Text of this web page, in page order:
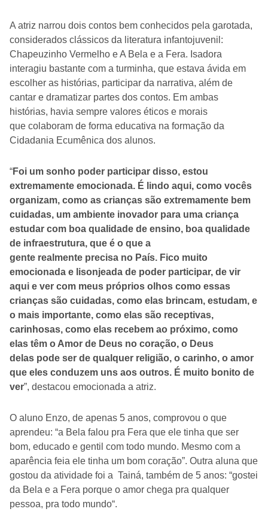
A atriz narrou dois contos bem conhecidos pela garotada,
considerados clássicos da literatura infantojuvenil:
Chapeuzinho Vermelho e A Bela e a Fera. Isadora
interagiu bastante com a turminha, que estava ávida em
escolher as histórias, participar da narrativa, além de
cantar e dramatizar partes dos contos. Em ambas
histórias, havia sempre valores éticos e morais
que colaboram de forma educativa na formação da
Cidadania Ecumênica dos alunos.
“Foi um sonho poder participar disso, estou
extremamente emocionada. É lindo aqui, como vocês
organizam, como as crianças são extremamente bem
cuidadas, um ambiente inovador para uma criança
estudar com boa qualidade de ensino, boa qualidade
de infraestrutura, que é o que a
gente realmente precisa no País. Fico muito
emocionada e lisonjeada de poder participar, de vir
aqui e ver com meus próprios olhos como essas
crianças são cuidadas, como elas brincam, estudam, e
o mais importante, como elas são receptivas,
carinhosas, como elas recebem ao próximo, como
elas têm o Amor de Deus no coração, o Deus
delas pode ser de qualquer religião, o carinho, o amor
que eles conduzem uns aos outros. É muito bonito de
ver”, destacou emocionada a atriz.
O aluno Enzo, de apenas 5 anos, comprovou o que
aprendeu: “a Bela falou pra Fera que ele tinha que ser
bom, educado e gentil com todo mundo. Mesmo com a
aparência feia ele tinha um bom coração”. Outra aluna que
gostou da atividade foi a Tainá, também de 5 anos: “gostei
da Bela e a Fera porque o amor chega pra qualquer
pessoa, pra todo mundo“.